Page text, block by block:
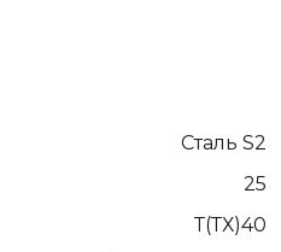
Сталь S2
25
Т(ТХ)40